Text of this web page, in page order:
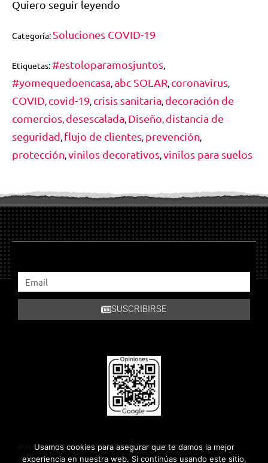
Quiero seguir leyendo
Categoría: Soluciones COVID-19
Etiquetas:#estoloparamosjuntos,
#yomequedoencasa,abc SOLAR, coronavirus,
COVID, covid-19, crisis sanitaria, decoración de
comercios, desescalada, Diseño, distancia de
seguridad, flujo de clientes, prevención,
protección,vinilos decorativos,vinilos para suelos
SUSCRIBIRSE
Aviso LegalPolítica de Privacidad Política de Cookies
Usamos cookies para asegurar que te damos la mejor
experiencia en nuestra web. Si continúas usando este sitio,